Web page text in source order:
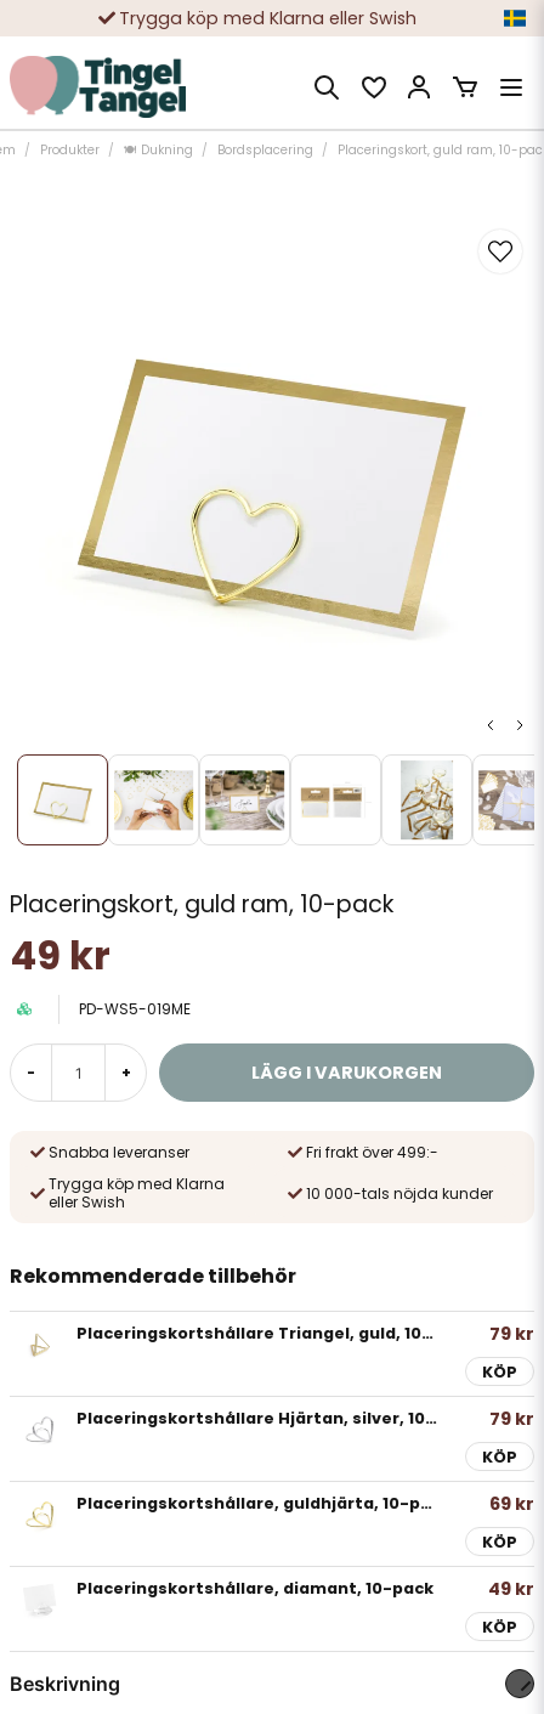
Trygga köp med Klarna eller Swish
10 000-tals nöjda kunder
Produkter 🍽️ Dukning Bordsplacering Placeringskort, guld ram, 10-
Placeringskort, guld ram, 10-pack
49 kr
PD-WS5-019ME
- + LÄGG I VARUKORGEN
Snabba leveranser
Fri frakt över 499:-
Trygga köp med Klarna
eller Swish
10 000-tals nöjda kunder
Rekommenderade tillbehör
Placeringskortshållare Triangel, guld, 10-pack 79 kr
KÖP
Placeringskortshållare Hjärtan, silver, 10-pack 79 kr
KÖP
Placeringskortshållare, guldhjärta, 10-pack 69 kr
KÖP
Placeringskortshållare, diamant, 10-pack 49 kr
KÖP
Beskrivning